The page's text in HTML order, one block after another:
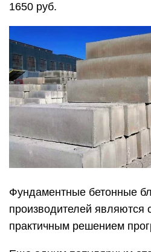
1650 руб.
Фундаментные бетонные
производителей
практичным решением